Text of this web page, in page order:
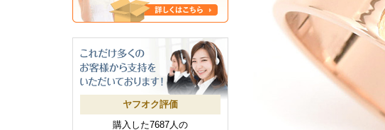
ヤフオク評価
購入した7687人の